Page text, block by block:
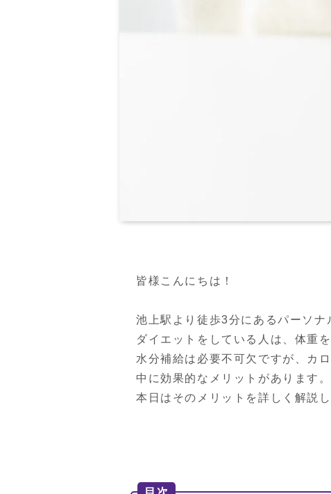
皆様こんにちは！
池上駅より徒歩3分にあるパーソナ
ダイエットをしている人は、体重
水分補給は必要不可欠ですが、カ
中に効果的なメリットがあります。
本日はそのメリットを詳しく解説し